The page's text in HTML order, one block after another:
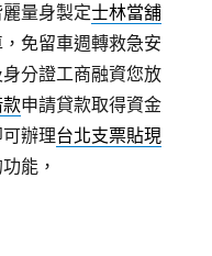
量身製定士林當舖
免留車週轉救急安
分證工商融資您放
申請貸款取得資金
辦理台北支票貼現
能，